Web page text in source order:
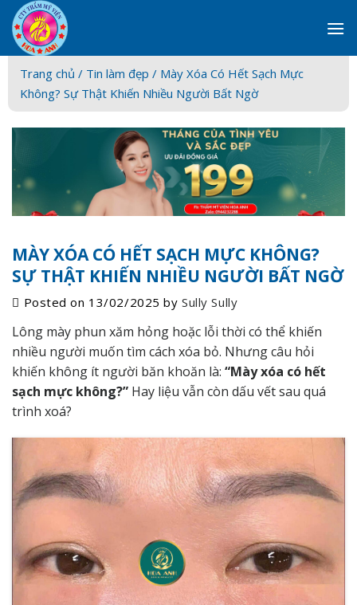
Skip
to
content
Trang chủ / Tin làm đẹp / Mày Xóa Có Hết Sạch Mực
Không? Sự Thật Khiến Nhiều Người Bất Ngờ
MÀY XÓA CÓ HẾT SẠCH MỰC KHÔNG?
SỰ THẬT KHIẾN NHIỀU NGƯỜI BẤT NGỜ
Posted on 13/02/2025 bySully Sully
Lông mày phun xăm hỏng hoặc lỗi thời có thể khiến
nhiều người muốn tìm cách xóa bỏ. Nhưng câu hỏi
khiến không ít người băn khoăn là: “Mày xóa có hết
sạch mực không?” Hay liệu vẫn còn dấu vết sau quá
trình xoá?